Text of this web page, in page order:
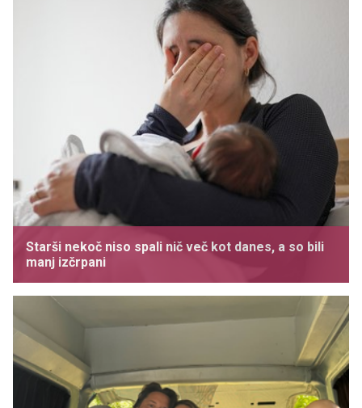
Starši nekoč niso spali nič več kot danes, a so bili
manj izčrpani